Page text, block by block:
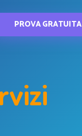
PROVA GRATUITA